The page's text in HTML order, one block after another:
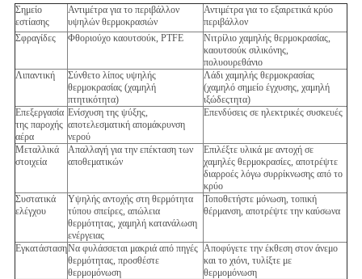
Σημείο
εστίασης
Αντιμέτρα για το περιβάλλον
υψηλών θερμοκρασιών
Αντιμέτρα για το εξαιρετικά κρύο
περιβάλλον
Σφραγίδες
Φθοριούχο καουτσούκ, PTFE
Νιτρίλιο χαμηλής θερμοκρασίας,
καουτσούκ σιλικόνης,
πολυουρεθάνιο
Λιπαντική
Σύνθετο λίπος υψηλής
θερμοκρασίας (χαμηλή
πτητικότητα)
Λάδι χαμηλής θερμοκρασίας
(χαμηλό σημείο έγχυσης, χαμηλή
ιξώδεςτητα)
Επεξεργασία
της παροχής
αέρα
Ενίσχυση της ψύξης,
αποτελεσματική απομάκρυνση
νερού
Επενδύσεις σε ηλεκτρικές συσκευές
Μεταλλικά
στοιχεία
Απαλλαγή για την επέκταση των
αποθεματικών
Επιλέξτε υλικά με αντοχή σε
χαμηλές θερμοκρασίες, αποτρέψτε
διαρροές λόγω συρρίκνωσης από το
κρύο
Συστατικά
ελέγχου
Υψηλής αντοχής στη θερμότητα
τύπου σπείρες, απώλεια
θερμότητας, χαμηλή κατανάλωση
ενέργειας
Τοποθετήστε μόνωση, τοπική
θέρμανση, αποτρέψτε την καύσωνα
ΕγκατάστασηΝα φυλάσσεται μακριά από πηγές
θερμότητας, προσθέστε
θερμομόνωση
Αποφύγετε την έκθεση στον άνεμο
και το χιόνι, τυλίξτε με
θερμομόνωση